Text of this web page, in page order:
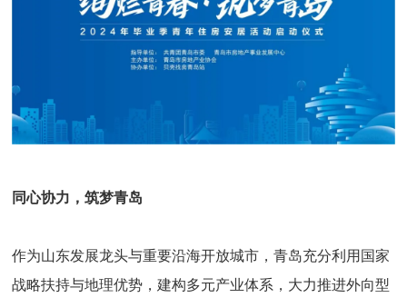
同心协力，筑梦青岛
作为山东发展龙头与重要沿海开放城市，青岛充分利用国家
战略扶持与地理优势，建构多元产业体系，大力推进外向型